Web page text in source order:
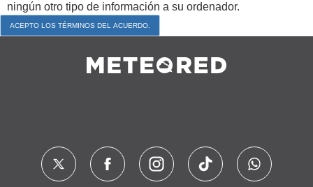
ningún otro tipo de información a su ordenador.